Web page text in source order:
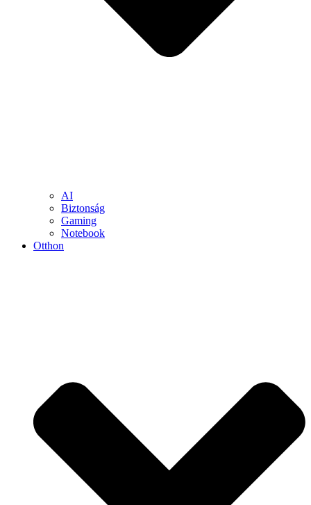
AI
Biztonság
Gaming
Notebook
Otthon